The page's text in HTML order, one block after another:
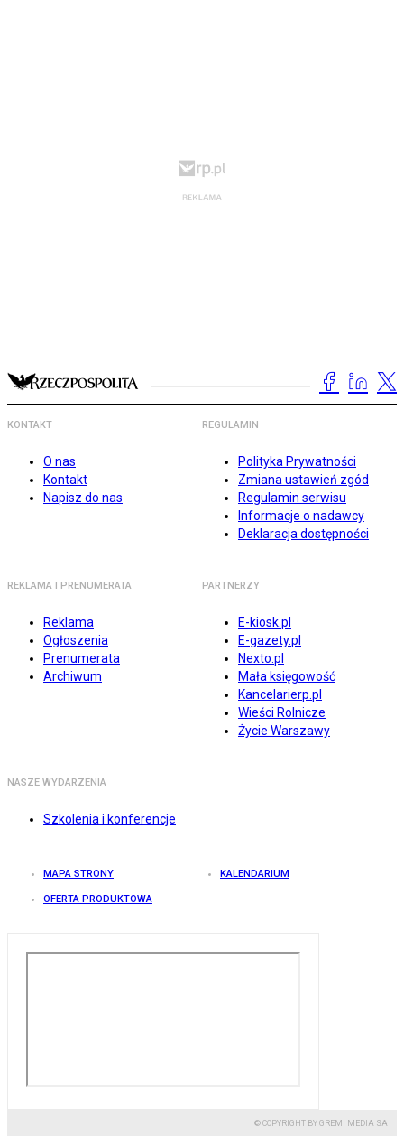
KONTAKT
O nas
Kontakt
Napisz do nas
REGULAMIN
Polityka Prywatności
Zmiana ustawień zgód
Regulamin serwisu
Informacje o nadawcy
Deklaracja dostępności
REKLAMA I PRENUMERATA
Reklama
Ogłoszenia
Prenumerata
Archiwum
PARTNERZY
E-kiosk.pl
E-gazety.pl
Nexto.pl
Mała księgowość
Kancelarierp.pl
Wieści Rolnicze
Życie Warszawy
NASZE WYDARZENIA
Szkolenia i konferencje
MAPA STRONY KALENDARIUM
OFERTA PRODUKTOWA
© COPYRIGHT BY GREMI MEDIA SA